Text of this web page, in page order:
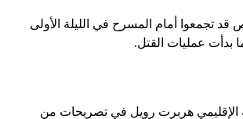
قد تجمعوا أمام المسرح في الليلة الأولى
بدأت عمليات القتل.
الإقليمي هربرت رويل في تصريحات من